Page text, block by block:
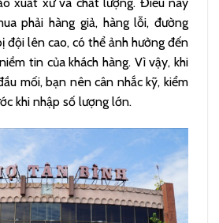
phải hàng giả, hàng lỗi, đường
đội lên cao, có thể ảnh hưởng đến
tin của khách hàng. Vì vậy, khi
mối, bạn nên cân nhắc kỹ, kiểm
khi nhập số lượng lớn.